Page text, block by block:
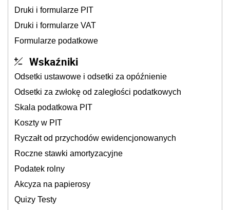
Druki i formularze PIT
Druki i formularze VAT
Formularze podatkowe
Wskaźniki
Odsetki ustawowe i odsetki za opóźnienie
Odsetki za zwłokę od zaległości podatkowych
Skala podatkowa PIT
Koszty w PIT
Ryczałt od przychodów ewidencjonowanych
Roczne stawki amortyzacyjne
Podatek rolny
Akcyza na papierosy
Quizy Testy